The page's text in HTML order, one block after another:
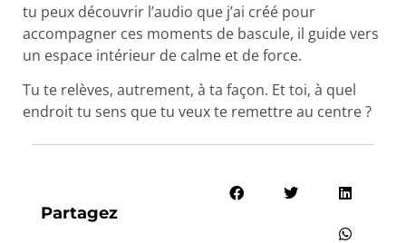
tu peux découvrir l’audio que j’ai créé pour
accompagner ces moments de bascule, il guide vers
un espace intérieur de calme et de force.
Tu te relèves, autrement, à ta façon. Et toi, à quel
endroit tu sens que tu veux te remettre au centre ?
Partagez